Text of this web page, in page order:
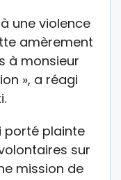
une violence
amèrement
à monsieur
», a réagi
porté plainte
sur
mission de